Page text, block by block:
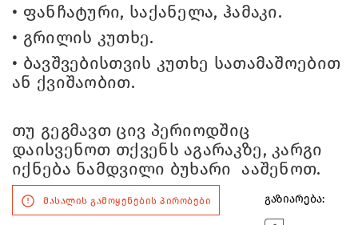
• ფანჩატური, საქანელა, ჰამაკი.
• გრილის კუთხე.
• ბავშვებისთვის კუთხე სათამაშოებით
ან ქვიშაობით.
თუ გეგმავთ ცივ პერიოდშიც
დაისვენოთ თქვენს აგარაკზე, კარგი
იქნება ნამდვილი ბუხარი ააშენოთ.
მასალის გამოყენების პირობები გაზიარება: